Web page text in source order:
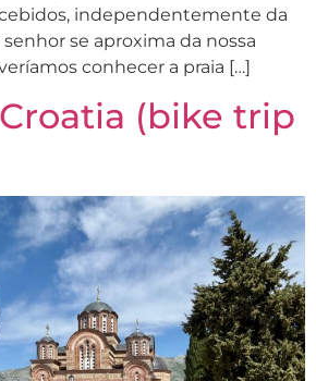
independentemente da
se aproxima da nossa
conhecer a praia […]
(bike trip